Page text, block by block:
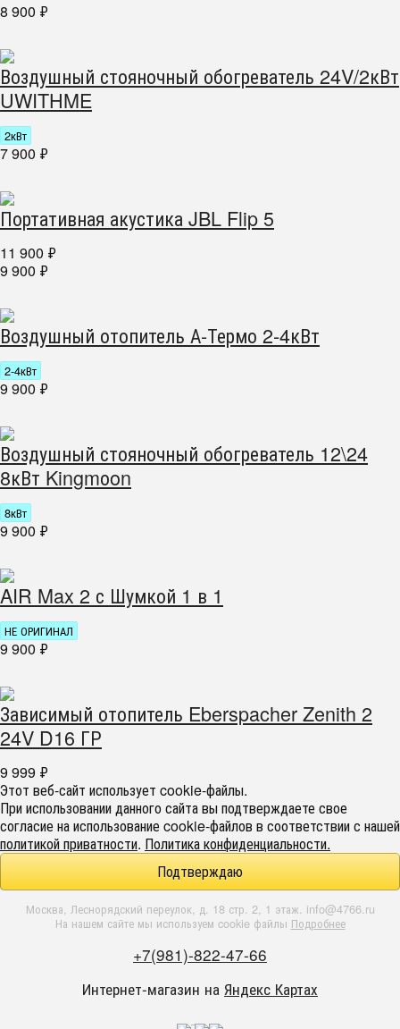
8 900 ₽
Воздушный стояночный обогреватель 24V/2кВт
UWITHME
2кВт
7 900 ₽
Портативная акустика JBL Flip 5
11 900 ₽
9 900 ₽
Воздушный отопитель А-Термо 2-4кВт
2-4кВт
9 900 ₽
Воздушный стояночный обогреватель 12\24
8кВт Kingmоon
8кВт
9 900 ₽
AIR Max 2 с Шумкой 1 в 1
НЕ ОРИГИНАЛ
9 900 ₽
Зависимый отопитель Eberspacher Zenith 2
24V D16 ГР
9 999 ₽
Этот веб-сайт использует cookie-файлы.
При использовании данного сайта вы подтверждаете свое
согласие на использование cookie-файлов в соответствии с нашей
политикой приватности. Политика конфиденциальности.
Подтверждаю
Москва, Леснорядский переулок, д. 18 стр. 2, 1 этаж. info@4766.ru
На нашем сайте мы используем cookie файлы Подробнее
+7(981)-822-47-66
Интернет-магазин на Яндекс Картах